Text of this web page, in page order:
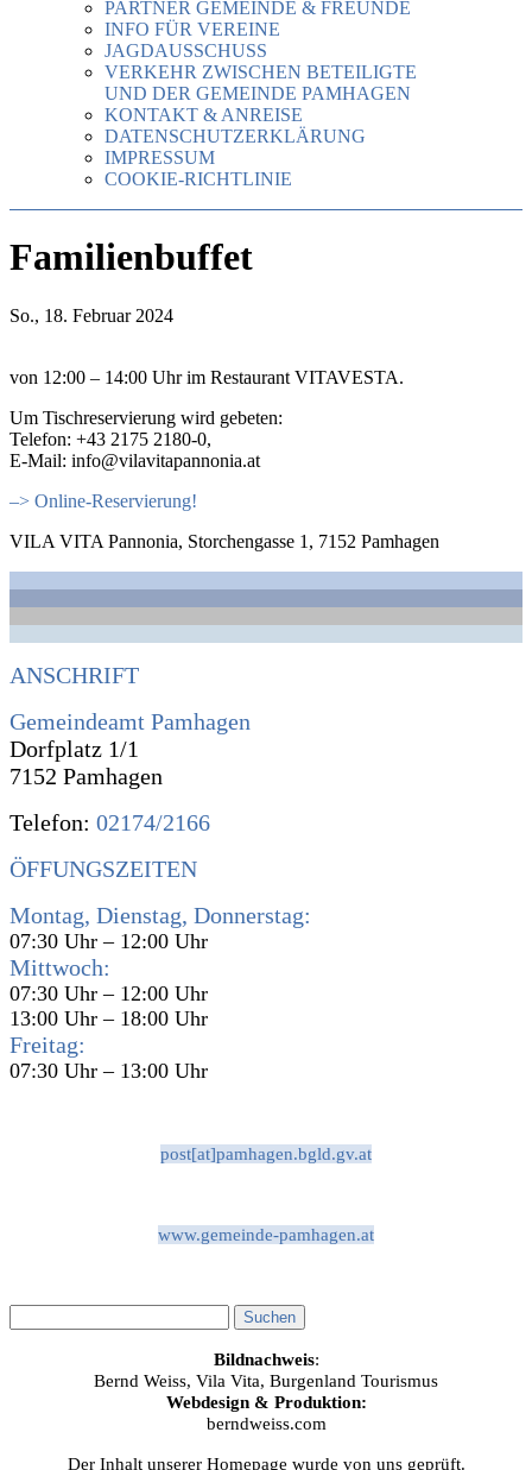
PARTNER GEMEINDE & FREUNDE
INFO FÜR VEREINE
JAGDAUSSCHUSS
VERKEHR ZWISCHEN BETEILIGTE
UND DER GEMEINDE PAMHAGEN
KONTAKT & ANREISE
DATENSCHUTZERKLÄRUNG
IMPRESSUM
COOKIE-RICHTLINIE
Familienbuffet
So., 18. Februar 2024
von 12:00 – 14:00 Uhr im Restaurant VITAVESTA.
Um Tischreservierung wird gebeten:
Telefon: +43 2175 2180-0,
E-Mail: info@vilavitapannonia.at
–> Online-Reservierung!
VILA VITA Pannonia, Storchengasse 1, 7152 Pamhagen
ANSCHRIFT
Gemeindeamt Pamhagen
Dorfplatz 1/1
7152 Pamhagen
Telefon: 02174/2166
ÖFFUNGSZEITEN
Montag, Dienstag, Donnerstag:
07:30 Uhr – 12:00 Uhr
Mittwoch:
07:30 Uhr – 12:00 Uhr
13:00 Uhr – 18:00 Uhr
Freitag:
07:30 Uhr – 13:00 Uhr
post[at]pamhagen.bgld.gv.at
www.gemeinde-pamhagen.at
Bildnachweis:
Bernd Weiss, Vila Vita, Burgenland Tourismus
Webdesign & Produktion:
berndweiss.com
Der Inhalt unserer Homepage wurde von uns geprüft.